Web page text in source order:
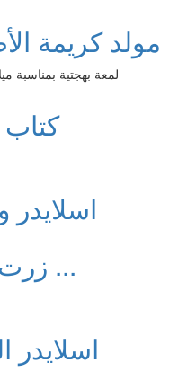
مولد كريمة
لمعة بهجتية بمناسبة
كتاب
اسلايدر
زرت صاحب العصر (عج) ...